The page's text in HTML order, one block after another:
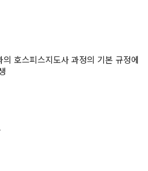
호스피스지도사 과정의 기본 규정에